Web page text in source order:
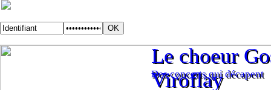
Des concerts qui décapent
Le choeur
Viroflay
Des concerts qui décapent
Le choeur
Viroflay